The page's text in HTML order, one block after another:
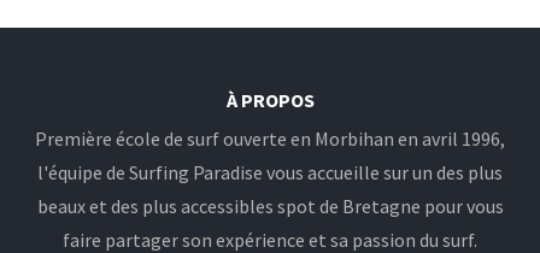
À PROPOS
Première école de surf ouverte en Morbihan en avril 1996,
l'équipe de Surfing Paradise vous accueille sur un des plus
beaux et des plus accessibles spot de Bretagne pour vous
faire partager son expérience et sa passion du surf.